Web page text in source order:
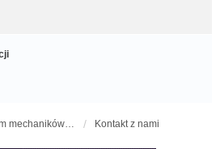
Forum mechaników samochodowych Kontakt z nami